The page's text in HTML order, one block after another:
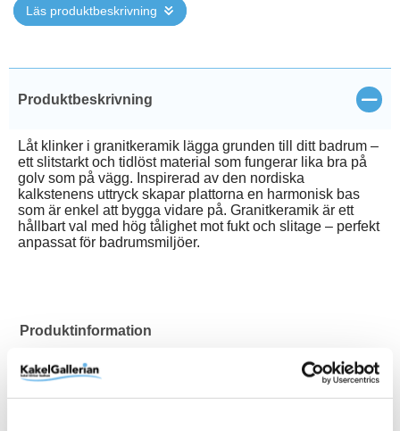
Läs produktbeskrivning
Produktbeskrivning Stäng
Låt klinker i granitkeramik lägga grunden till ditt badrum –
ett slitstarkt och tidlöst material som fungerar lika bra på
golv som på vägg. Inspirerad av den nordiska
kalkstenens uttryck skapar plattorna en harmonisk bas
som är enkel att bygga vidare på. Granitkeramik är ett
hållbart val med hög tålighet mot fukt och slitage – perfekt
anpassat för badrumsmiljöer.
Produktinformation
Användningsområde
Lämplig för alla ytor inomhus i